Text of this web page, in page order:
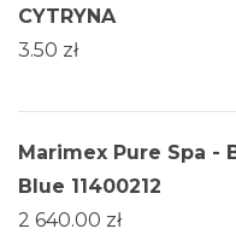
CYTRYNA
3.50 zł
Marimex Pure Spa -
Blue 11400212
2 640.00 zł